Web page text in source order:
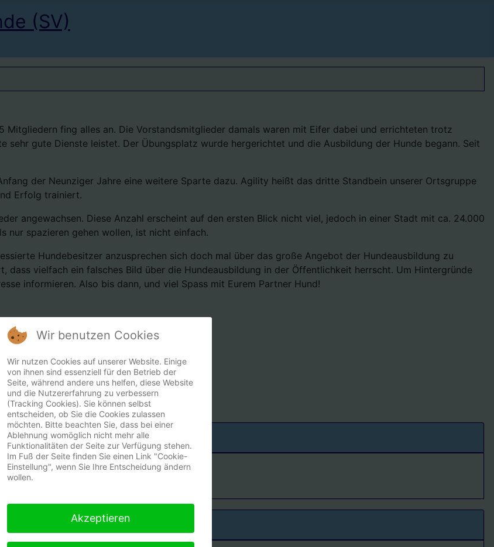
(SV)
Mitgliedern fing alles an. Die Vorstandsmitglieder damals waren mit Eifer dabei und errichteten trotz
sehr gute Dienste leistet. Der Übungsplatz wurde hergerichtet und die Ausbildung der Hunde begann. Seit
der Neunziger Jahre eine weitere Sparte dazu. Agility heißt das dritte Standbein unserer Ortsgruppe
Erfolg trainiert.
angewachsen. Diese Anzahl erscheint auf den ersten Blick nicht viel, jedoch in einer Stadt mit ca. 24.000
nur spazieren gehen wollen, ist nicht einfach.
Hundebesitzer anzusprechen sich doch mal über das große Angebot der Hundeausbildung zu
dass vielfach ein falsches Bild über die Hundeausbildung in der Öffentlichkeit herrscht. Um Hintergründe
informieren. Also bis dann, und viel Spass mit Eurem Partner Hund!
Wir benutzen Cookies
Wir nutzen Cookies auf unserer Website. Einige
von ihnen sind essenziell für den Betrieb der
Seite, während andere uns helfen, diese Website
und die Nutzererfahrung zu verbessern
(Tracking Cookies). Sie können selbst
entscheiden, ob Sie die Cookies zulassen
möchten. Bitte beachten Sie, dass bei einer
Ablehnung womöglich nicht mehr alle
Funktionalitäten der Seite zur Verfügung stehen.
Im Fuß der Seite finden Sie einen Link "Cookie-
Einstellung", wenn Sie Ihre Entscheidung ändern
wollen.
Akzeptieren